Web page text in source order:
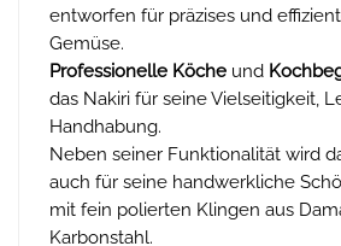
entworfen für präzises und
Gemüse.
Professionelle Köche und
das Nakiri für seine Vielseitigkeit,
Handhabung.
Neben seiner Funktionalität wird
auch für seine handwerkliche
mit fein polierten Klingen aus
Karbonstahl.